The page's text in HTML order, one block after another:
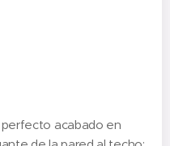
acabado en